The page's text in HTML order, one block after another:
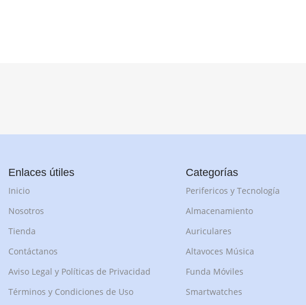
Enlaces útiles
Inicio
Nosotros
Tienda
Contáctanos
Aviso Legal y Políticas de Privacidad
Términos y Condiciones de Uso
Categorías
Perifericos y Tecnología
Almacenamiento
Auriculares
Altavoces Música
Funda Móviles
Smartwatches